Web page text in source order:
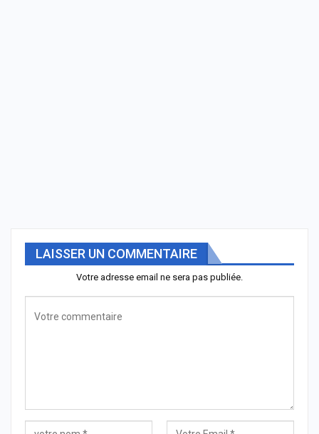
LAISSER UN COMMENTAIRE
Votre adresse email ne sera pas publiée.